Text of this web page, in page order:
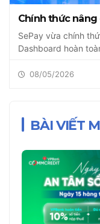
Chính thức nâng
SePay vừa chính
Dashboard hoàn
08/05/2026
BÀI VIẾT